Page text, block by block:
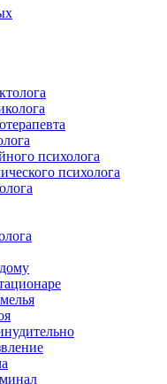
психолога
психолога